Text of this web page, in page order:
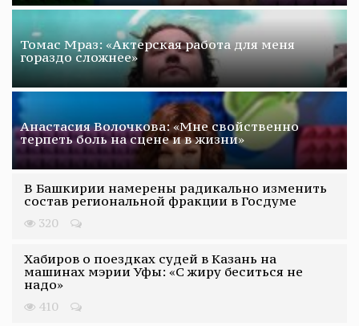
Томас Мраз: «Актерская работа для меня
гораздо сложнее»
Анастасия Волочкова: «Мне свойственно
терпеть боль на сцене и в жизни»
В Башкирии намерены радикально изменить
состав региональной фракции в Госдуме
320
Хабиров о поездках судей в Казань на
машинах мэрии Уфы: «С жиру беситься не
надо»
410